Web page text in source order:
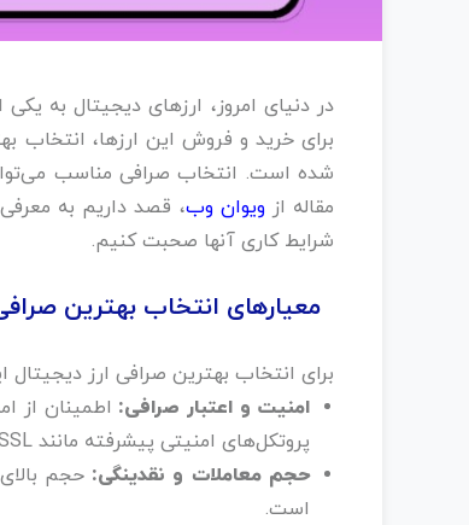
در دنیای امروز، ارزهای دیجیتال به
برای خرید و فروش این ارزها، انتخاب
شده است. انتخاب صرافی مناسب
مقاله از ویوان وب، قصد داریم به معرفی
شرایط کاری آنها صحبت کنیم.
معیارهای انتخاب بهترین
برای انتخاب بهترین صرافی ارز دیجیتال
امنیت و اعتبار صرافی: اطمینان از
پروتکل‌های امنیتی پیشرفته مانند SSL و احراز هویت دو مرحله‌ای استفاده می‌کنند.
حجم معاملات و نقدینگی: حجم
است.